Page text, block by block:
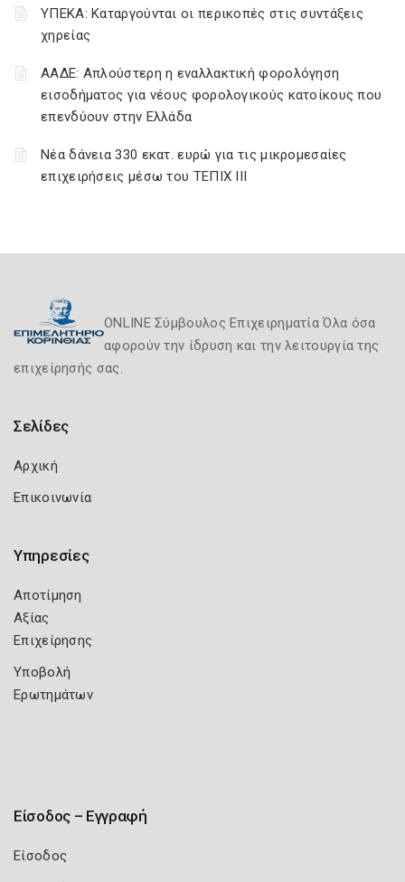
ΥΠΕΚΑ: Καταργούνται οι περικοπές στις συντάξεις
χηρείας
ΑΑΔΕ: Απλούστερη η εναλλακτική φορολόγηση
εισοδήματος για νέους φορολογικούς κατοίκους που
επενδύουν στην Ελλάδα
Νέα δάνεια 330 εκατ. ευρώ για τις μικρομεσαίες
επιχειρήσεις μέσω του ΤΕΠΙΧ ΙΙΙ
ONLINE Σύμβουλος Επιχειρηματία Όλα όσα
αφορούν την ίδρυση και την λειτουργία της
επιχείρησής σας.
Σελίδες
Αρχική
Επικοινωνία
Υπηρεσίες
Αποτίμηση
Αξίας
Επιχείρησης
Υποβολή
Ερωτημάτων
Είσοδος – Εγγραφή
Είσοδος